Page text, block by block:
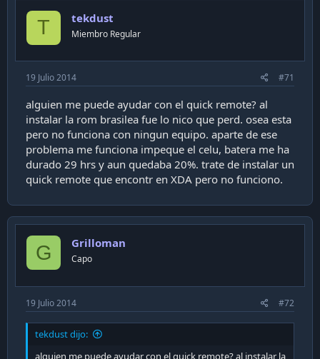
T tekdust
Miembro Regular
19 Julio 2014 #71
alguien me puede ayudar con el quick remote? al
instalar la rom brasilea fue lo nico que perd. osea esta
pero no funciona con ningun equipo. aparte de ese
problema me funciona impeque el celu, batera me ha
durado 29 hrs y aun quedaba 20%. trate de instalar un
quick remote que encontr en XDA pero no funciono.
G Grilloman
Capo
19 Julio 2014 #72
tekdust dijo:
alguien me puede ayudar con el quick remote? al instalar la